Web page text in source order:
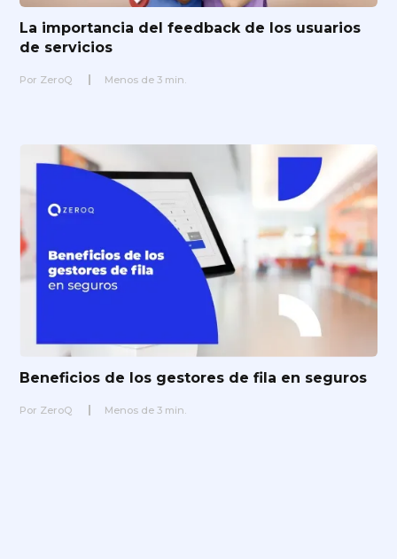
La importancia del feedback de los usuarios
de servicios
Por ZeroQ Menos de 3 min.
Beneficios de los gestores de fila en seguros
Por ZeroQ Menos de 3 min.